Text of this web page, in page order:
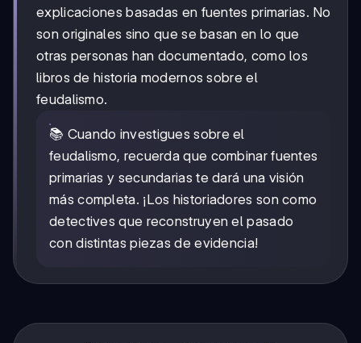
explicaciones basadas en fuentes primarias. No
son originales sino que se basan en lo que
otras personas han documentado, como los
libros de historia modernos sobre el
feudalismo.
📚 Cuando investigues sobre el
feudalismo, recuerda que combinar fuentes
primarias y secundarias te dará una visión
más completa. ¡Los historiadores son como
detectives que reconstruyen el pasado
con distintas piezas de evidencia!